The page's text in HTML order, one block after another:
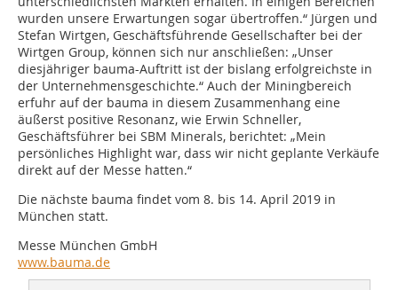
wurden unsere Erwartungen sogar übertroffen.“ Jürgen und
Stefan Wirtgen, Geschäftsführende Gesellschafter bei der
Wirtgen Group, können sich nur anschließen: „Unser
diesjähriger bauma-Auftritt ist der bislang erfolgreichste in
der Unternehmensgeschichte.“ Auch der Miningbereich
erfuhr auf der bauma in diesem Zusammenhang eine
äußerst positive Resonanz, wie Erwin Schneller,
Geschäftsführer bei SBM Minerals, berichtet: „Mein
persönliches Highlight war, dass wir nicht geplante Verkäufe
direkt auf der Messe hatten.“
Die nächste bauma findet vom 8. bis 14. April 2019 in
München statt.
Messe München GmbH
www.bauma.de